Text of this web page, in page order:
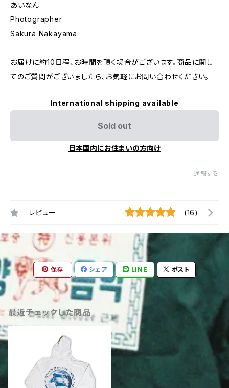
あいなん
Photographer
Sakura Nakayama
お届けに約10日程、お時間を頂く場合がございます。商品に関し
てのご質問がございましたら、お気軽にお問い合わせください。
International shipping available
Sold out
日本国内にお住まいの方向け
通報する
レビュー (16)
保存 シェア LINE ポスト
最近チェックした商品